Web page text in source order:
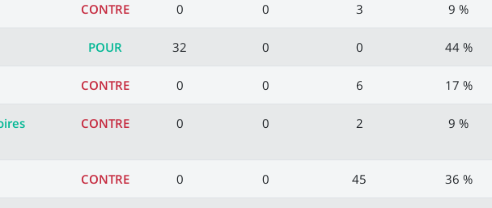
CONTRE 0 0 3 9 %
POUR 32 0 0 44 %
CONTRE 0 0 6 17 %
CONTRE 0 0 2 9 %
CONTRE 0 0 45 36 %